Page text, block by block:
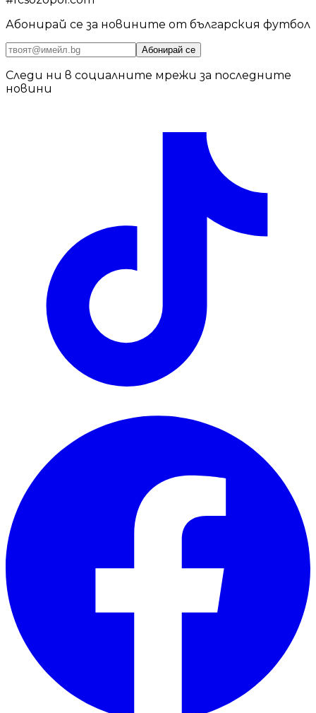
Абонирай се за новините от българския футбол
Абонирай се
Следи ни в социалните мрежи за последните
новини